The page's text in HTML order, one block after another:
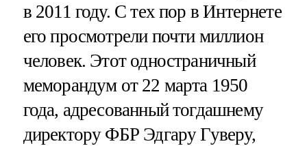
в 2011 году. С тех пор в Интернете
его просмотрели почти миллион
человек. Этот одностраничный
меморандум от 22 марта 1950
года, адресованный тогдашнему
директору ФБР Эдгару Гуверу,